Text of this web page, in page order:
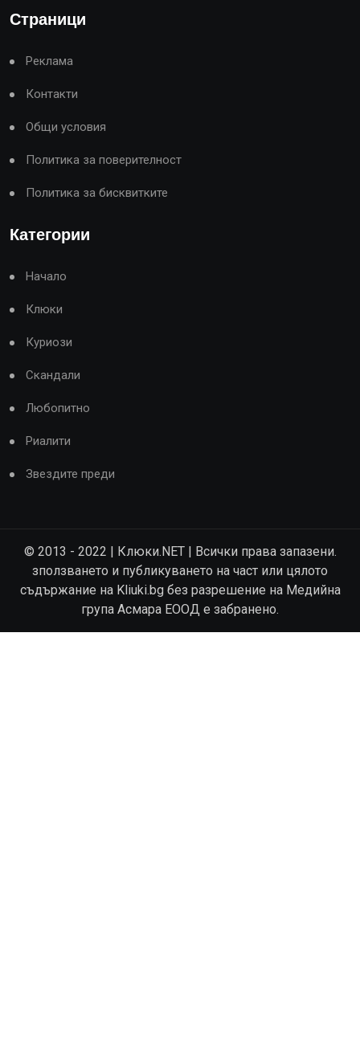
Страници
Реклама
Контакти
Общи условия
Политика за поверителност
Политика за бисквитките
Категории
Начало
Клюки
Куриози
Скандали
Любопитно
Риалити
Звездите преди
© 2013 - 2022 | Клюки.NET | Всички права запазени.
зползването и публикуването на част или цялото
съдържание на Kliuki.bg без разрешение на Медийна
група Асмара ЕООД е забранено.